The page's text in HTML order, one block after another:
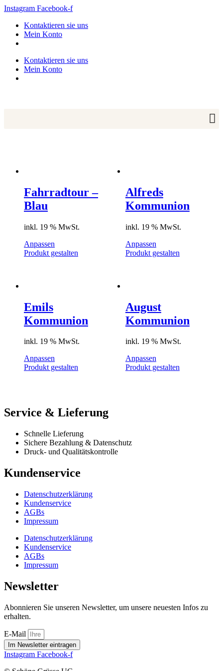
Zum
springen
Instagram Facebook-f
Kontaktieren sie uns
Mein Konto
Kontaktieren sie uns
Mein Konto
Fahrradtour –
Blau
inkl. 19 % MwSt.
Anpassen
Produkt gestalten
Alfreds
Kommunion
inkl. 19 % MwSt.
Anpassen
Produkt gestalten
Emils
Kommunion
inkl. 19 % MwSt.
Anpassen
Produkt gestalten
August
Kommunion
inkl. 19 % MwSt.
Anpassen
Produkt gestalten
Service & Lieferung
Schnelle Lieferung
Sichere Bezahlung & Datenschutz
Druck- und Qualitätskontrolle
Kundenservice
Datenschutzerklärung
Kundenservice
AGBs
Impressum
Datenschutzerklärung
Kundenservice
AGBs
Impressum
Newsletter
Abonnieren Sie unseren Newsletter, um unsere neuesten Infos zu
erhalten.
E-Mail
Im Newsletter eintragen
Instagram Facebook-f